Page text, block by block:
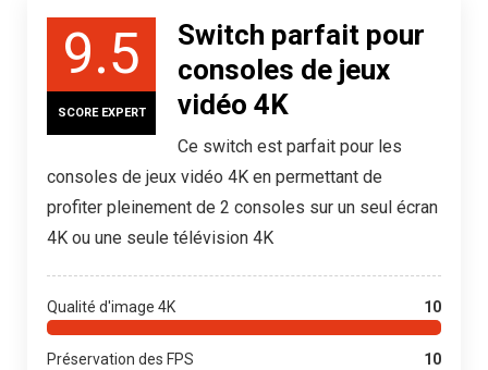
9.5
SCORE EXPERT
Switch parfait pour
consoles de jeux
vidéo 4K
Ce switch est parfait pour les
consoles de jeux vidéo 4K en permettant de
profiter pleinement de 2 consoles sur un seul écran
4K ou une seule télévision 4K
Qualité d'image 4K 10
Préservation des FPS 10